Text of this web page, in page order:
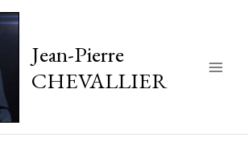
Jean-Pierre
CHEVALLIER